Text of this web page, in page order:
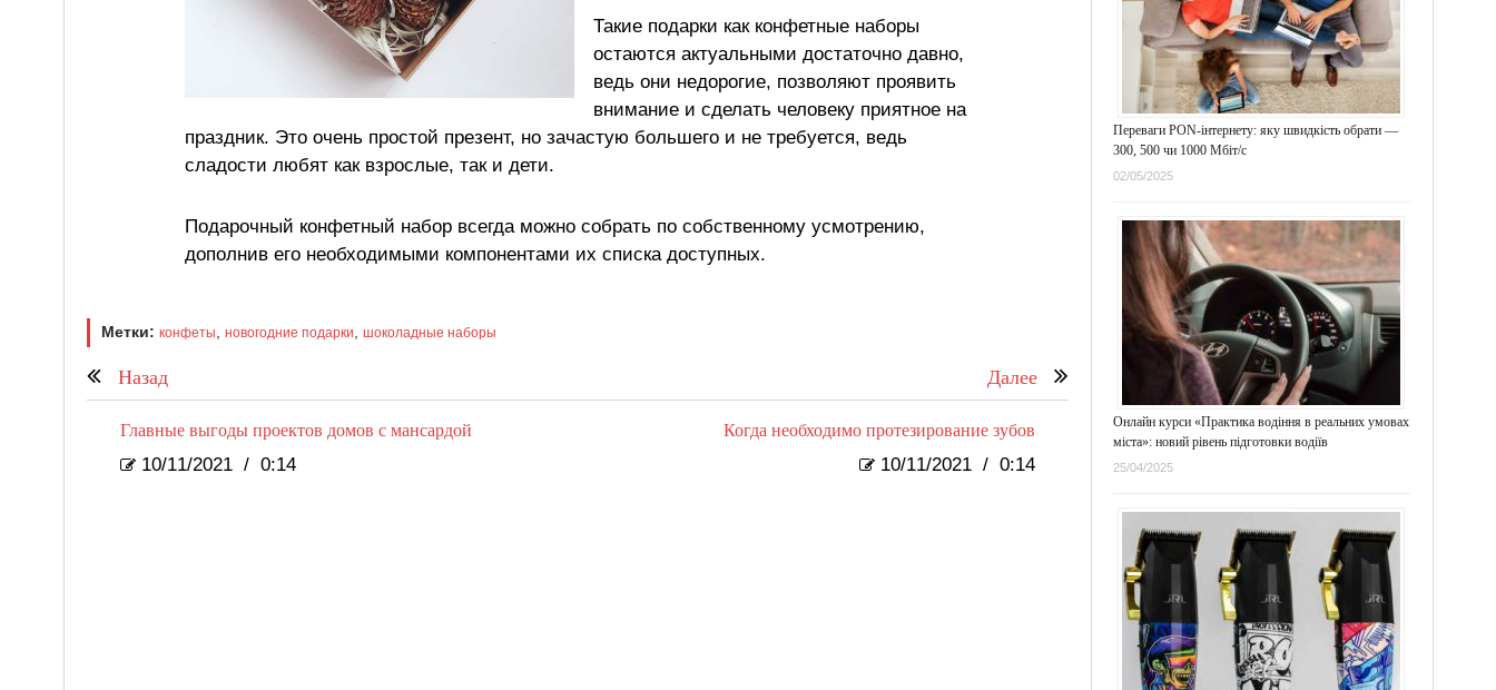
Такие подарки как конфетные наборы
остаются актуальными достаточно давно,
ведь они недорогие, позволяют проявить
внимание и сделать человеку приятное на
праздник. Это очень простой презент, но зачастую большего и не требуется, ведь
сладости любят как взрослые, так и дети.
Подарочный конфетный набор всегда можно собрать по собственному усмотрению,
дополнив его необходимыми компонентами их списка доступных.
Метки: конфеты новогодние подарки шоколадные наборы
Назад Далее
Главные выгоды проектов домов с мансардой
10/11/2021 / 0:14
Когда необходимо протезирование зубов
10/11/2021 / 0:14
Переваги PON-інтернету: яку швидкість обрати —
300, 500 чи 1000 Мбіт/с
02/05/2025
Онлайн курси «Практика водіння в реальних умовах
міста»: новий рівень підготовки водіїв
25/04/2025